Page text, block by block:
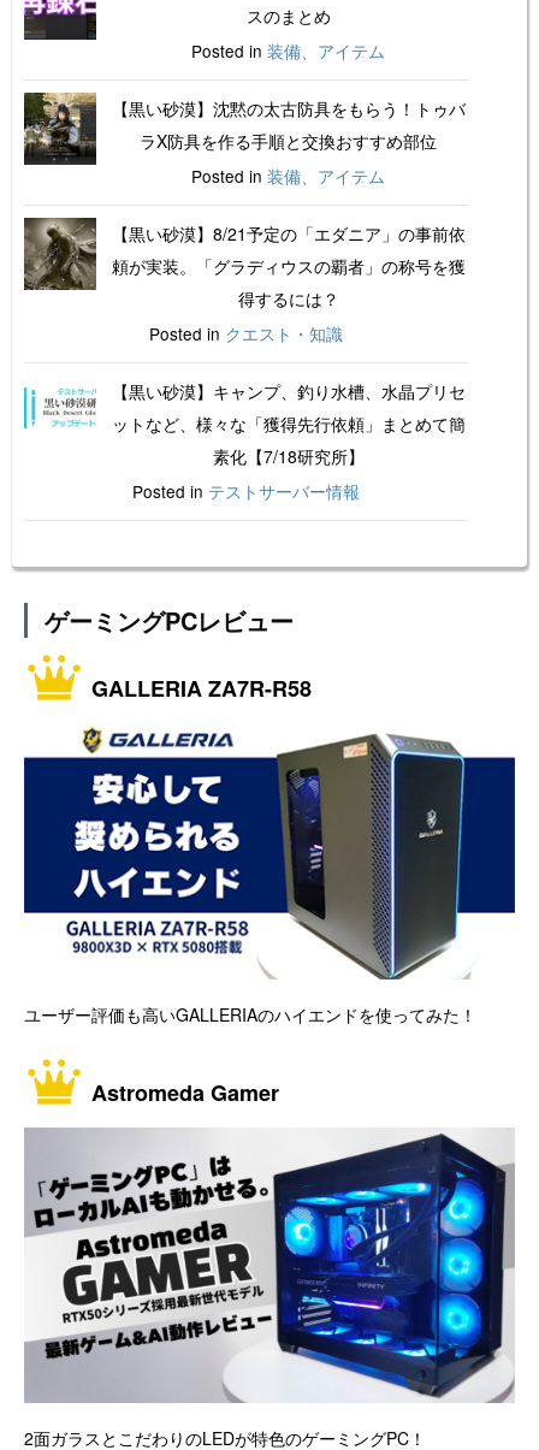
スのまとめ
Posted in 装備、アイテム
【黒い砂漠】沈黙の太古防具をもらう！トゥバ
ラX防具を作る手順と交換おすすめ部位
Posted in 装備、アイテム
【黒い砂漠】8/21予定の「エダニア」の事前依
頼が実装。「グラディウスの覇者」の称号を獲
得するには？
Posted in クエスト・知識
【黒い砂漠】キャンプ、釣り水槽、水晶プリセ
ットなど、様々な「獲得先行依頼」まとめて簡
素化【7/18研究所】
Posted in テストサーバー情報
ゲーミングPCレビュー
GALLERIA ZA7R-R58
ユーザー評価も高いGALLERIAのハイエンドを使ってみた！
Astromeda Gamer
2面ガラスとこだわりのLEDが特色のゲーミングPC！